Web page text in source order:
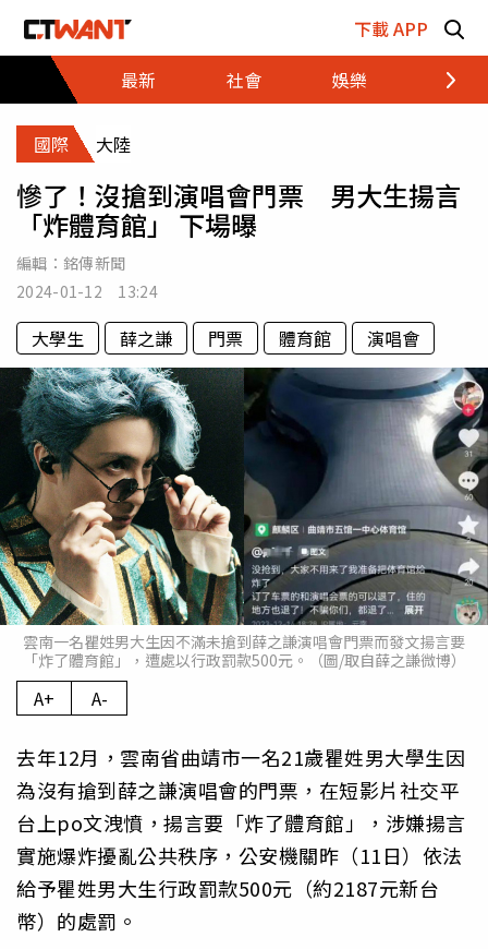
下載 APP
最新
社會 娛樂 財經
國際 大陸
慘了！沒搶到演唱會門票 男大生揚言
「炸體育館」 下場曝
編輯： 銘傳新聞
2024-01-12 13:24
大學生 薛之謙 門票 體育館 演唱會
雲南一名瞿姓男大生因不滿未搶到薛之謙演唱會門票而發文揚言要
「炸了體育館」，遭處以行政罰款500元。（圖/取自薛之謙微博）
A+ A-
去年12月，雲南省曲靖市一名21歲瞿姓男大學生因
為沒有搶到薛之謙演唱會的門票，在短影片社交平
台上po文洩憤，揚言要「炸了體育館」，涉嫌揚言
實施爆炸擾亂公共秩序，公安機關昨（11日）依法
給予瞿姓男大生行政罰款500元（約2187元新台
幣）的處罰。